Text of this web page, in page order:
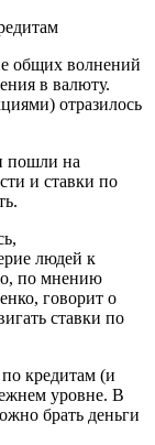
общих волнений
в валюту.
отразилось
пошли на
и ставки по
людей к
по мнению
говорит о
ставки по
кредитам (и
уровне. В
брать деньги